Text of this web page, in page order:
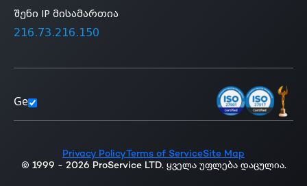
შენი IP მისამართია
216.73.216.150
Ge
Privacy PolicyTerms of ServiceSite Map
© 1999 - 2026 ProService LTD. ყველა უფლება დაცულია.